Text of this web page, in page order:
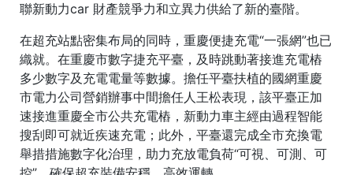
聯新動力car 財產競爭力和立異力供給了新的臺階。
在超充站點密集布局的同時，重慶便捷充電“一張網”也已
織就。在重慶市數字捷充平臺，及時跳動著接進充電樁
多少數字及充電電量等數據。擔任平臺扶植的國網重慶
市電力公司營銷辦事中間擔任人王松表現，該平臺正加
速接進重慶全市公共充電樁，新動力車主經由過程智能
搜刮即可就近疾速充電；此外，平臺還完成全市充換電
舉措措施數字化治理，助力充放電負荷“可視、可測、可